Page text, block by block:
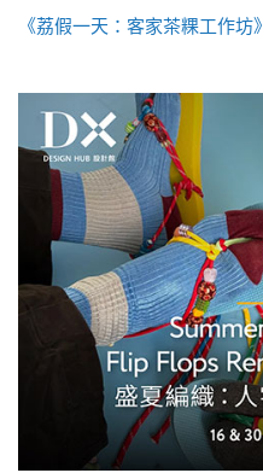
《荔假一天：客家茶粿工作坊》